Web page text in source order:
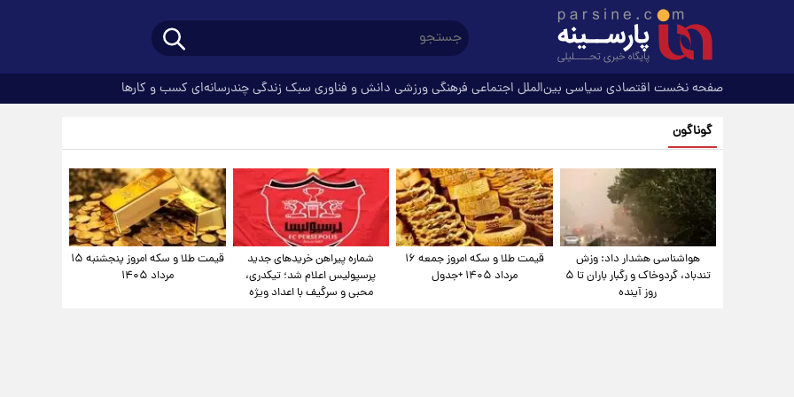
صفحه نخست اقتصادی سیاسی بین‌الملل اجتماعی فرهنگیورزشی دانش و فناوری سبک زندگیچندرسانه‌ای کسب و کارها
گوناگون
هواشناسی هشدار داد: وزش
تندباد، گردوخاک و رگبار باران تا ۵
روز آینده
قیمت طلا و سکه امروز جمعه ۱۶
مرداد ۱۴۰۵ +جدول
شماره پیراهن خریدهای جدید
پرسپولیس اعلام شد؛ تیکدری،
محبی و سرگیف با اعداد ویژه
قیمت طلا و سکه امروز پنجشنبه ۱۵
مرداد ۱۴۰۵